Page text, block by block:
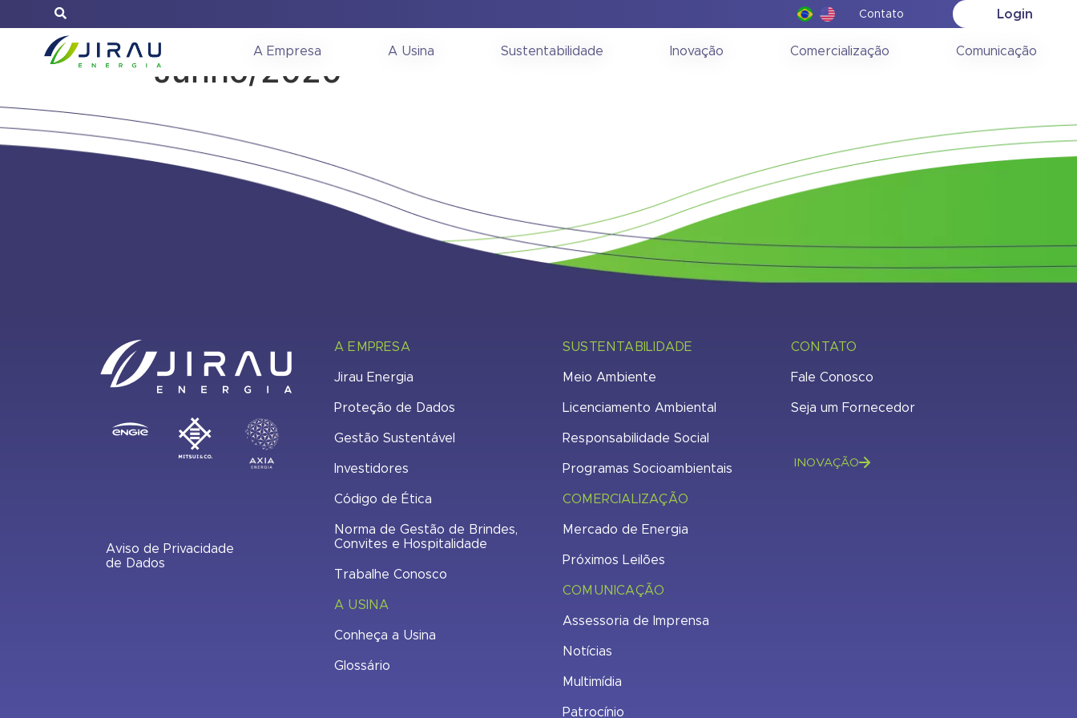
Contato Login
A Empresa A Usina Sustentabilidade Inovação Comercialização Comunicação
Relatório de Informações Gerenciais (RIG) –
Junho/2020
Aviso de Privacidade
de Dados
A EMPRESA
Jirau Energia
Proteção de Dados
Gestão Sustentável
Investidores
Código de Ética
Norma de Gestão de Brindes,
Convites e Hospitalidade
Trabalhe Conosco
A USINA
Conheça a Usina
Glossário
SUSTENTABILIDADE
Meio Ambiente
Licenciamento Ambiental
Responsabilidade Social
Programas Socioambientais
COMERCIALIZAÇÃO
Mercado de Energia
Próximos Leilões
COMUNICAÇÃO
Assessoria de Imprensa
Notícias
Multimídia
Patrocínio
CONTATO
Fale Conosco
Seja um Fornecedor
INOVAÇÃO